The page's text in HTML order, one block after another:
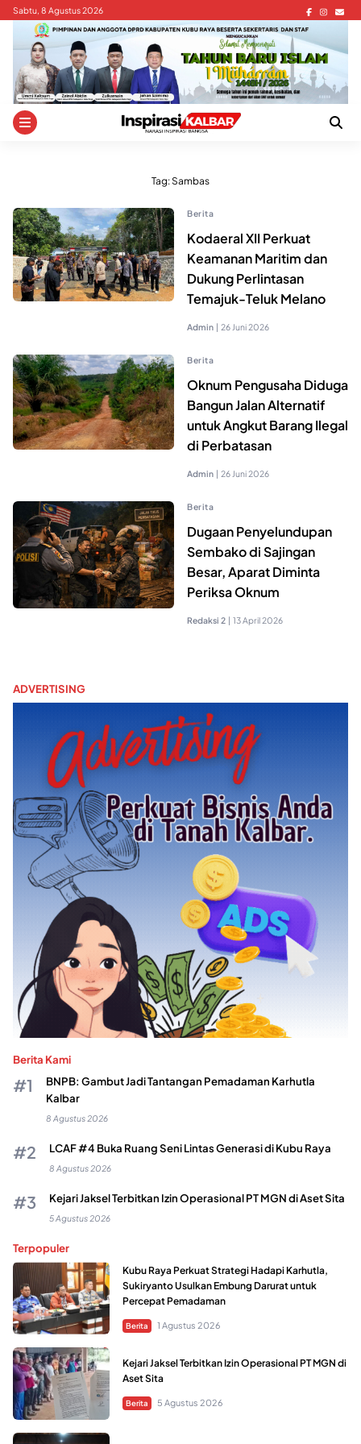
Skip
content
Sabtu, 8 Agustus 2026
Tag:Sambas
Berita
Kodaeral XII Perkuat
Keamanan Maritim dan
Dukung Perlintasan
Temajuk-Teluk Melano
Admin | 26 Juni 2026
Berita
Oknum Pengusaha Diduga
Bangun Jalan Alternatif
untuk Angkut Barang Ilegal
di Perbatasan
Admin | 26 Juni 2026
Berita
Dugaan Penyelundupan
Sembako di Sajingan
Besar, Aparat Diminta
Periksa Oknum
Redaksi 2 | 13 April 2026
ADVERTISING
Berita Kami
BNPB: Gambut Jadi Tantangan Pemadaman Karhutla
Kalbar
8 Agustus 2026
LCAF #4 Buka Ruang Seni Lintas Generasi di Kubu Raya
8 Agustus 2026
Kejari Jaksel Terbitkan Izin Operasional PT MGN di Aset Sita
5 Agustus 2026
Terpopuler
Kubu Raya Perkuat Strategi Hadapi Karhutla,
Sukiryanto Usulkan Embung Darurat untuk
Percepat Pemadaman
Berita 1 Agustus 2026
Kejari Jaksel Terbitkan Izin Operasional PT MGN di
Aset Sita
Berita 5 Agustus 2026